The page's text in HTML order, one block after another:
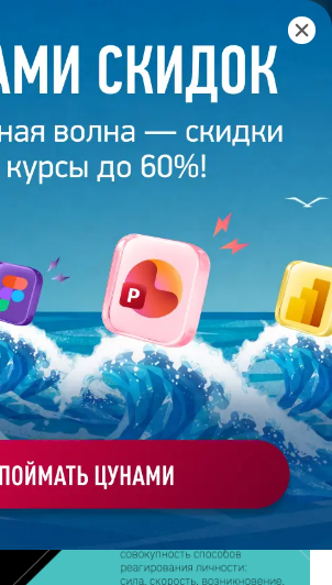
/ Презентация 436 – Елена Р.
436 - ЕЛЕНА Р.
ХОЧУ ЗАКАЗАТЬ ТАКУЮ ПРЕЗЕНТАЦИЮ